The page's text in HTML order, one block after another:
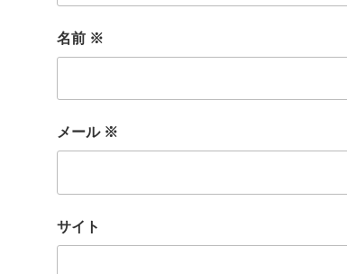
名前 ※
メール ※
サイト